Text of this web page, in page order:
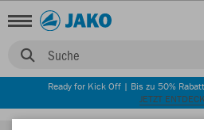
Suche
Ready for Kick Off | Bis zu 50%
JETZT